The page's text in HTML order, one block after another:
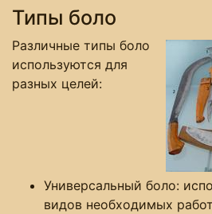
Типы боло
Различные типы боло
используются для
разных целей:
Универсальный боло:
видов необходимых